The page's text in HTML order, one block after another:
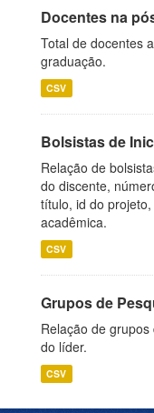
Docentes na
Total de docentes
graduação.
CSV
Bolsistas de
Relação de
do discente,
título, id do
acadêmica.
CSV
Grupos de
Relação de
do líder.
CSV